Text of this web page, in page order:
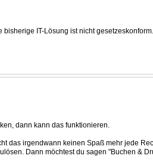
IT-Lösung ist nicht gesetzeskonform.
dann kann das funktionieren.
das irgendwann keinen Spaß mehr jede
Dann möchtest du sagen "Buchen &